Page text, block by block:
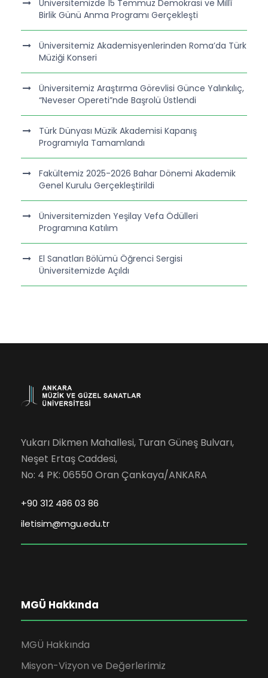
Üniversitemizde 15 Temmuz Demokrasi ve Millî
Birlik Günü Anma Programı Gerçekleşti
Üniversitemiz Akademisyenlerinden Roma’da Türk
Müziği Konseri
Üniversitemiz Araştırma Görevlisi Günce Yalınkılıç,
“Neveser Opereti”nde Başrolü Üstlendi
Türk Dünyası Müzik Akademisi Kapanış
Programıyla Tamamlandı
Fakültemiz 2025-2026 Bahar Dönemi Akademik
Genel Kurulu Gerçekleştirildi
Üniversitemizden Yeşilay Vefa Ödülleri
Programına Katılım
El Sanatları Bölümü Öğrenci Sergisi
Üniversitemizde Açıldı
Yukarı Dikmen Mahallesi, Turan Güneş Bulvarı,
Neşet Ertaş Caddesi,
No: 4 PK: 06550 Oran Çankaya/ANKARA
+90 312 486 03 86
iletisim@mgu.edu.tr
MGÜ Hakkında
MGÜ Hakkında
Misyon-Vizyon ve Değerlerimiz